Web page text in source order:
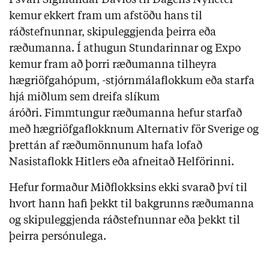
kemur ekkert fram um afstöðu hans til
ráðstefnunnar, skipuleggjenda þeirra eða
ræðumanna. Í athugun Stundarinnar og Expo
kemur fram að þorri ræðumanna tilheyra
hægriöfgahópum, -stjórnmálaflokkum eða starfa
hjá miðlum sem dreifa slíkum
áróðri. Fimmtungur ræðumanna hefur starfað
með hægriöfgaflokknum Alternativ för Sverige og
þrettán af ræðumönnunum hafa lofað
Nasistaflokk Hitlers eða afneitað Helförinni.
Hefur formaður Miðflokksins ekki svarað því til
hvort hann hafi þekkt til bakgrunns ræðumanna
og skipuleggjenda ráðstefnunnar eða þekkt til
þeirra persónulega.